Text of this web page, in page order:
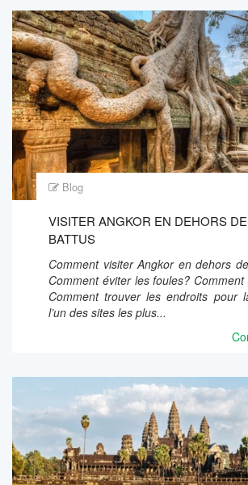
Blog
VISITER ANGKOR EN DEHORS
BATTUS
Comment visiter Angkor en dehors
Comment éviter les foules?
Comment trouver les endroits pour
l’un des sites les plus...